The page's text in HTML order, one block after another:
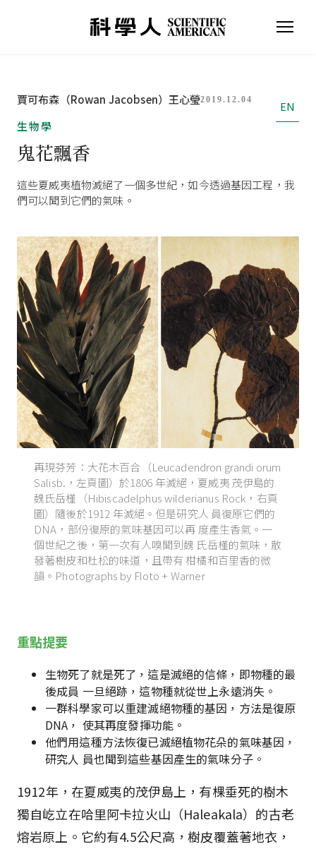
賈可布森（Rowan Jacobsen） 王心瑩2019.12.04
EN
生物學
鬼花飄香
這些夏威夷植物滅絕了一個多世紀，如今透過基因工程，我
們可以聞到它們的氣味。
再現芬芳：大花木百合（Leucadendron grandi orum
Salisb.，左頁圖）於1806 年滅絕，夏威夷 茂伊島的
魏氏岳槿（Hibiscadelphus wilderianus Rock，右頁
圖）隨後於1912 年滅絕。但是研究人 員復原它們的
DNA，部份復原的氣味基因可以再 度產生香氣。一
個世紀之後，第一次有人嗅聞到魏 氏岳槿的氣味，散
發著樹皮和杜松的味道，且帶有 柑橘和百里香的微
韻。Photographs by Floto + Warner
重點提要
生物死了就是死了，這是滅絕的信條，即物種的最
後成員 一旦絕跡，這物種就從世上永遠消失。
一群科學家可以重建滅絕物種的基因，方法是復原
DNA， 使其再度發揮功能。
他們用這種方法恢復已滅絕植物花朵的氣味基因，
研究人 員也聞到這些基因產生的氣味分子。
1912年，在夏威夷的茂伊島上，有棵垂死的樹木
獨自屹立在哈里阿卡拉火山（Haleakala）的古老
熔岩原上。它約有4.5公尺高，樹皮覆蓋著地衣，